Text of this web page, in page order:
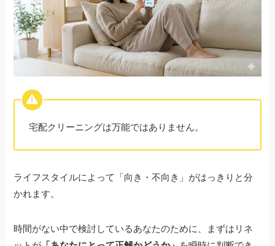
宅配クリーニングは万能ではありません。
ライフスタイルによって「向き・不向き」がはっきりと分
かれます。
時間がない中で検討しているあなたのために、まずはリネ